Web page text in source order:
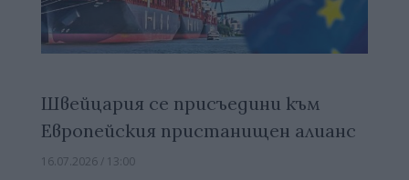
Швейцария се присъедини към
Европейския пристанищен алианс
16.07.2026 / 13:00